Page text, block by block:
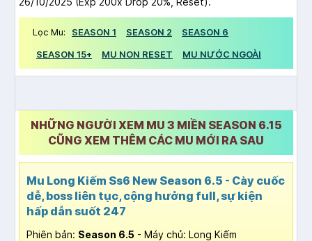
Lọc Mu: SEASON 1 SEASON 2
SEASON 6
SEASON 15+
MU NON RESET MU NƯỚC NGOÀI
NHỮNG NGƯỜI XEM MU 3 MIỀN SEASON 6.15
CŨNG XEM THÊM CÁC MU MỚI RA SAU
Mu Long Kiếm Ss6 New Season 6.5 - Cày cuốc
dễ, boss liên tục, cộng hưởng full, sự kiện
hấp dẫn suốt 247
Phiên bản: Season 6.5 - Máy chủ: Long Kiếm